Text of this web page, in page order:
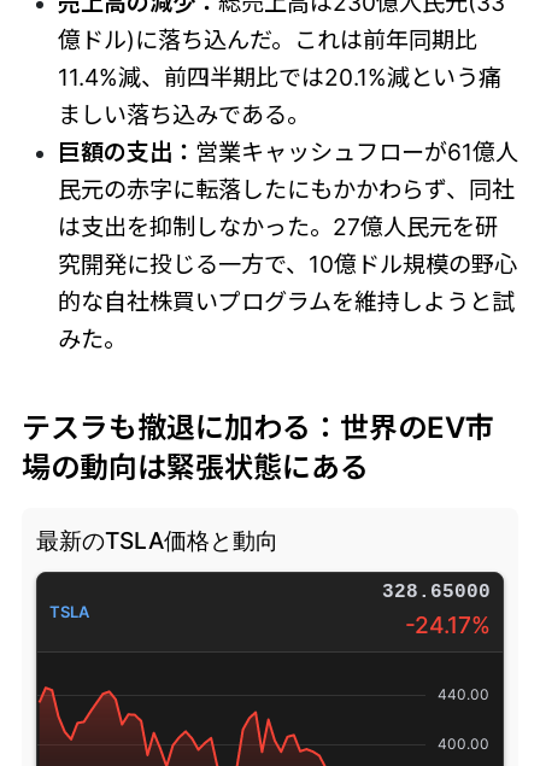
億ドル)に落ち込んだ。これは前年同期比
11.4%減、前四半期比では20.1%減という痛
ましい落ち込みである。
巨額の支出： 営業キャッシュフローが61億人
民元の赤字に転落したにもかかわらず、同社
は支出を抑制しなかった。27億人民元を研
究開発に投じる一方で、10億ドル規模の野心
的な自社株買いプログラムを維持しようと試
みた。
テスラも撤退に加わる：世界のEV市
場の動向は緊張状態にある
最新のTSLA価格と動向
TSLA
328.65000
-24.17%